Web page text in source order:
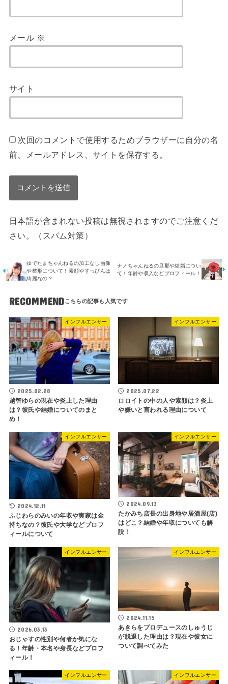
メール ※
サイト
次回のコメントで使用するためブラウザーに自分の名
前、メールアドレス、サイトを保存する。
日本語が含まれない投稿は無視されますのでご注意くだ
さい。（スパム対策）
ゆでたまちゃんねるの加工なし画像
や整形について！素顔やすっぴんは
綺麗なの？
ナノちゃんねるの旦那や結婚につい
て！年齢や収入などプロフィール！
RECOMMEND
インフルエンサー
2025.02.28
越智ゆらの現在や炎上した理由
は？彼氏や結婚についてのまと
め！
インフルエンサー
2025.07.22
ロロイトの中の人や素顔は？炎上
や嫌いと言われる理由について
インフルエンサー
2024.12.11
ふじわらのみいの年収や実家は金
持ちなの？彼氏や大学などプロフ
ィールについて
インフルエンサー
2024.09.13
たかみち店長の出身地や居酒屋(店)
はどこ？結婚や年収についても解
説！
インフルエンサー
2026.03.13
おじゃすの性別や何者か気にな
る！年齢・本名や身長などプロフ
ィール！
インフルエンサー
2024.11.15
あきらをプロデュースのしゅうじ
が脱退した理由は？現在や彼女に
ついて調べてみた
インフルエンサー インフルエンサー